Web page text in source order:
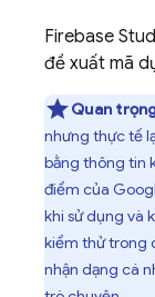
Firebase
đề xuất mã
Quan
nhưng thực tế
bằng thông tin
điểm của
khi sử dụng và
kiểm thử trong
nhận dạng cá